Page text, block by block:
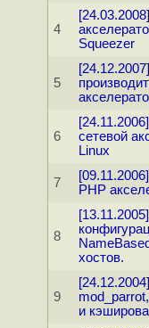
4
Squeezer
5
6
сетевой
Linux
7
PHP
8
хостов.
9
и